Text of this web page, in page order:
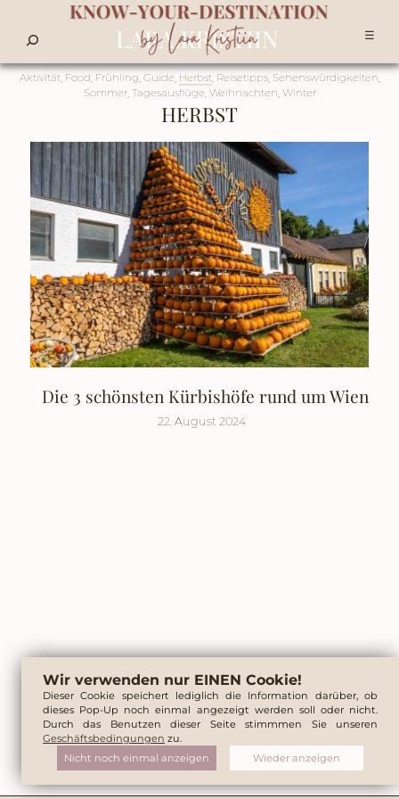
Wir verwenden nur EINEN Cookie!
Dieser Cookie speichert lediglich die Information darüber, ob
dieses Pop-Up noch einmal angezeigt werden soll oder nicht.
Durch das Benutzen dieser Seite stimmmen Sie unseren
Geschäftsbedingungen zu.
Nicht noch einmal anzeigen
Wieder anzeigen
☰
Aktivität, Food Frühling Guide Herbst, Reisetipps, Sehenswürdigkeiten
Sommer, Tagesausflüge Weihnachten Winter
HERBST
Die 3 schönsten Kürbishöfe rund um Wien
22. August 2024